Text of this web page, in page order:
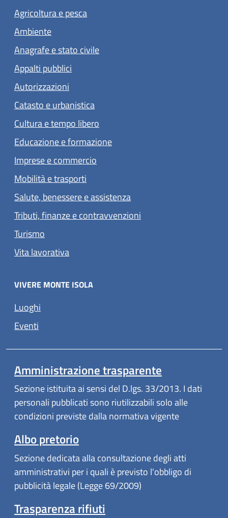
Agricoltura e pesca
Ambiente
Anagrafe e stato civile
Appalti pubblici
Autorizzazioni
Catasto e urbanistica
Cultura e tempo libero
Educazione e formazione
Imprese e commercio
Mobilità e trasporti
Salute, benessere e assistenza
Tributi, finanze e contravvenzioni
Turismo
Vita lavorativa
VIVERE MONTE ISOLA
Luoghi
Eventi
Amministrazione trasparente
Sezione istituita ai sensi del D.lgs. 33/2013. I dati
personali pubblicati sono riutilizzabili solo alle
condizioni previste dalla normativa vigente
Albo pretorio
Sezione dedicata alla consultazione degli atti
amministrativi per i quali è previsto l'obbligo di
pubblicità legale (Legge 69/2009)
Trasparenza rifiuti